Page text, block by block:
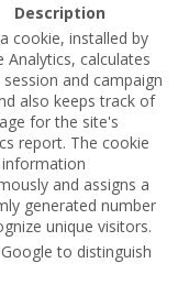
Description
cookie, installed by
Analytics, calculates
and campaign
also keeps track of
for the site's
report. The cookie
and assigns a
generated number
unique visitors.
to distinguish